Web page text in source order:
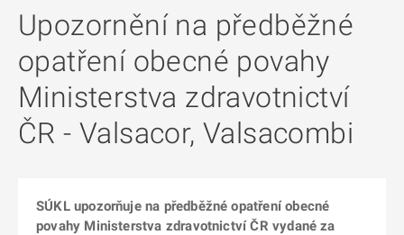
Upozornění na předběžné
opatření obecné povahy
Ministerstva zdravotnictví
ČR - Valsacor, Valsacombi
SÚKL upozorňuje na předběžné opatření obecné
povahy Ministerstva zdravotnictví ČR vydané za